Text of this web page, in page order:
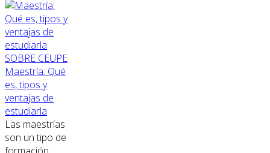
SOBRE CEUPE
Maestría: Qué
es, tipos y
ventajas de
estudiarla
Las maestrías
son un tipo de